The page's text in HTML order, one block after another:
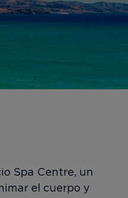
Spa Centre, un
el cuerpo y